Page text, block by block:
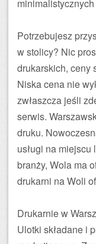
Potrzebujesz
w stolicy? Nic
drukarskich, ceny
Niska cena nie
zwłaszcza jeśli
serwis.
druku.
usługi na
branży, Wola ma
drukarni na Woli
Drukarnie w
Ulotki składane i